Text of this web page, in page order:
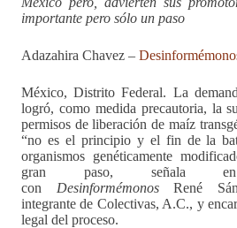
importante pero sólo un paso
Adazahira Chavez –
México, Distrito Federal. La
logró, como medida precautoria, la
permisos de liberación de maíz
“no es el principio y el fin de la
organismos genéticamente
gran paso, señala en
con DesinformémonosRené
integrante de Colectivas, A.C., y
legal del proceso.